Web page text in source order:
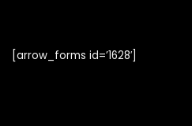
[arrow_forms id=’1628′]